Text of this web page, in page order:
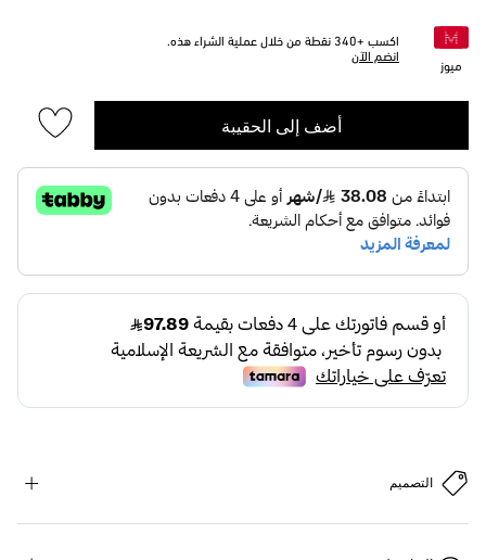
ميوز
اكسب +340 نقطة من خلال عملية الشراء هذه.
انضم الآن
أضف إلى الحقيبة
التصميم